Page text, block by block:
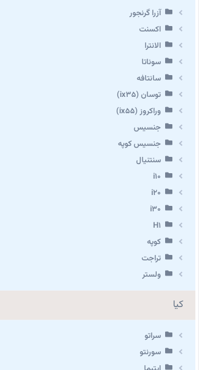
آزرا گرنجور
اکسنت
الانترا
سوناتا
سانتافه
توسان (ix35)
وراکروز (ix55)
جنسیس
جنسیس کوپه
سنتنیال
i10
i20
i30
H1
کوپه
تراجت
ولستر
کیا
سراتو
سورنتو